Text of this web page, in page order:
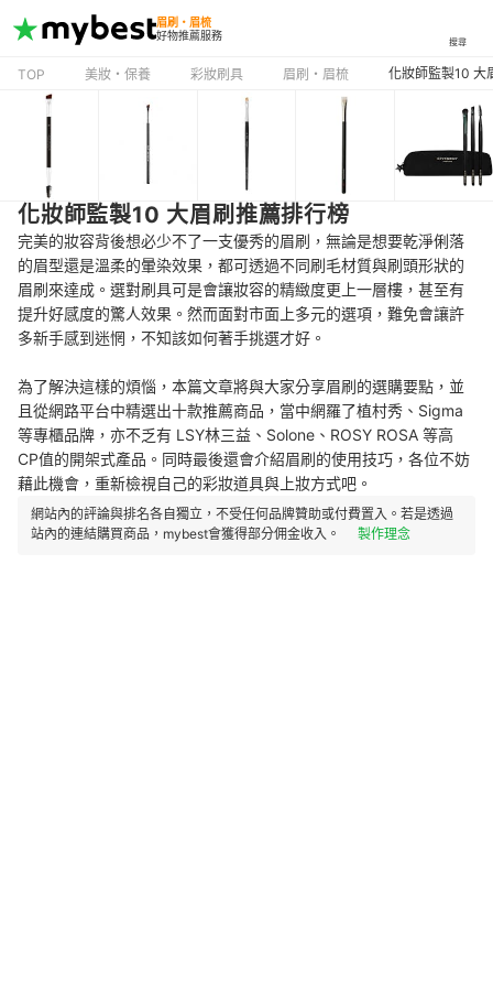
眉刷・眉梳
好物推薦服務
搜尋
TOP 美妝・保養 彩妝刷具 眉刷・眉梳 化妝師監製10 大
化妝師監製10 大眉刷推薦排行榜
完美的妝容背後想必少不了一支優秀的眉刷，無論是想要乾淨俐落
的眉型還是溫柔的暈染效果，都可透過不同刷毛材質與刷頭形狀的
眉刷來達成。選對刷具可是會讓妝容的精緻度更上一層樓，甚至有
提升好感度的驚人效果。然而面對市面上多元的選項，難免會讓許
多新手感到迷惘，不知該如何著手挑選才好。
為了解決這樣的煩惱，本篇文章將與大家分享眉刷的選購要點，並
且從網路平台中精選出十款推薦商品，當中網羅了植村秀、Sigma
等專櫃品牌，亦不乏有 LSY林三益、Solone、ROSY ROSA 等高
CP值的開架式產品。同時最後還會介紹眉刷的使用技巧，各位不妨
藉此機會，重新檢視自己的彩妝道具與上妝方式吧。
網站內的評論與排名各自獨立，不受任何品牌贊助或付費置入。若是透過
站內的連結購買商品，mybest會獲得部分佣金收入。
製作理念